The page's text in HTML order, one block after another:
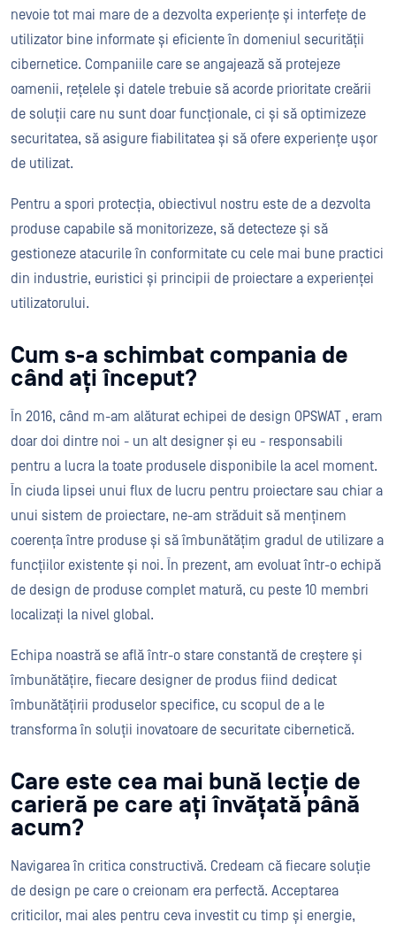
nevoie tot mai mare de a dezvolta experiențe și interfețe de
utilizator bine informate și eficiente în domeniul securității
cibernetice. Companiile care se angajează să protejeze
oamenii, rețelele și datele trebuie să acorde prioritate creării
de soluții care nu sunt doar funcționale, ci și să optimizeze
securitatea, să asigure fiabilitatea și să ofere experiențe ușor
de utilizat.
Pentru a spori protecția, obiectivul nostru este de a dezvolta
produse capabile să monitorizeze, să detecteze și să
gestioneze atacurile în conformitate cu cele mai bune practici
din industrie, euristici și principii de proiectare a experienței
utilizatorului.
Cum s-a schimbat compania de
când ați început?
În 2016, când m-am alăturat echipei de design OPSWAT , eram
doar doi dintre noi - un alt designer și eu - responsabili
pentru a lucra la toate produsele disponibile la acel moment.
În ciuda lipsei unui flux de lucru pentru proiectare sau chiar a
unui sistem de proiectare, ne-am străduit să menținem
coerența între produse și să îmbunătățim gradul de utilizare a
funcțiilor existente și noi. În prezent, am evoluat într-o echipă
de design de produse complet matură, cu peste 10 membri
localizați la nivel global.
Echipa noastră se află într-o stare constantă de creștere și
îmbunătățire, fiecare designer de produs fiind dedicat
îmbunătățirii produselor specifice, cu scopul de a le
transforma în soluții inovatoare de securitate cibernetică.
Care este cea mai bună lecție de
carieră pe care ați învățată până
acum?
Navigarea în critica constructivă. Credeam că fiecare soluție
de design pe care o creionam era perfectă. Acceptarea
criticilor, mai ales pentru ceva investit cu timp și energie,